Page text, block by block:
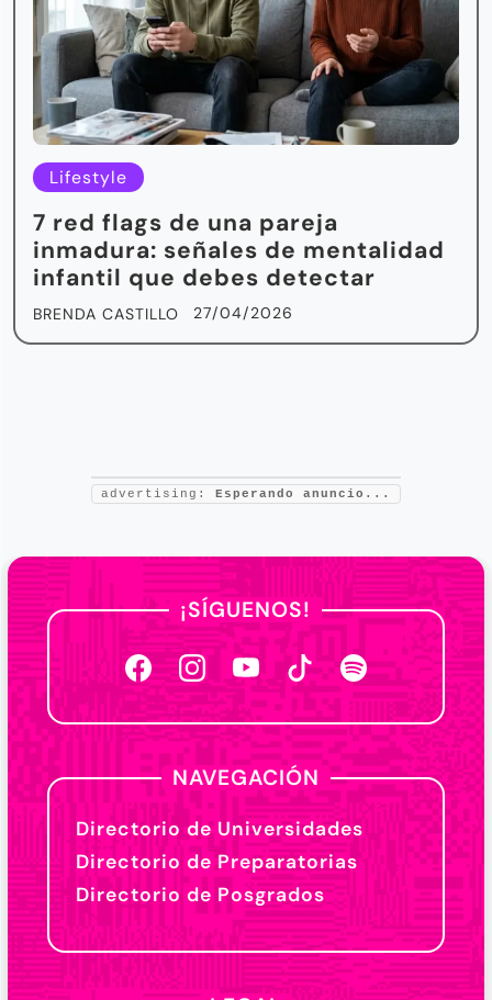
Lifestyle
7 red flags de una pareja
inmadura: señales de mentalidad
infantil que debes detectar
BRENDA CASTILLO 27/04/2026
advertising: Esperando anuncio...
¡SÍGUENOS!
NAVEGACIÓN
Directorio de Universidades
Directorio de Preparatorias
Directorio de Posgrados